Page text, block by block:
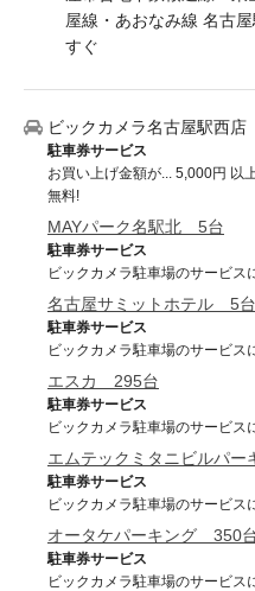
屋線・あおなみ線 名古
すぐ
ビックカメラ名古屋駅西
駐車券サービス
お買い上げ金額が... 5,000円 以
無料!
MAYパーク名駅北 5台
駐車券サービス
ビックカメラ駐車場のサービス
名古屋サミットホテル 5台
駐車券サービス
ビックカメラ駐車場のサービス
エスカ 295台
駐車券サービス
ビックカメラ駐車場のサービス
エムテックミタニビルパ
駐車券サービス
ビックカメラ駐車場のサービス
オータケパーキング 350
駐車券サービス
ビックカメラ駐車場のサービス